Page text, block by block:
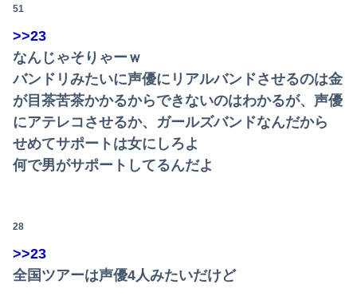
51
>>23
なんじゃそりゃーｗ
バンドリみたいに声優にリアルバンドさせるのは金
が目茶苦茶かかるからできないのはわかるが、声優
にアテレコさせるか、ガールズバンドなんだから
せめてサポートは女にしろよ
何で男がサポートしてるんだよ
28
>>23
全国ツアーは声優4人みたいだけど